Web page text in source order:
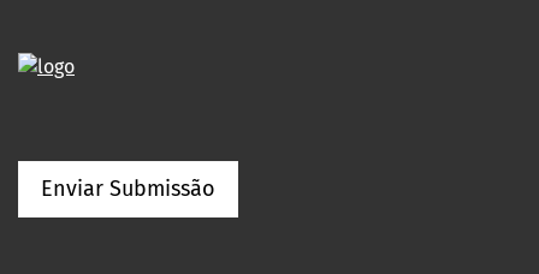
Enviar Submissão